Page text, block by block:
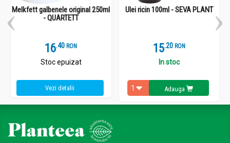
Melkfett galbenele original 250ml
- QUARTETT
16.4 RON
Stoc epuizat
Vezi detalii
Ulei ricin 100ml - SEVA PLANT
15.2 RON
In stoc
Adauga